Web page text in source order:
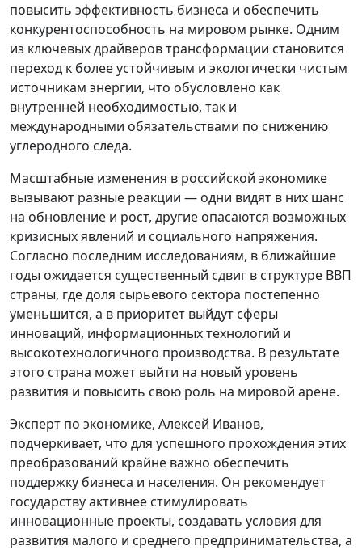
повысить эффективность бизнеса и обеспечить
конкурентоспособность на мировом рынке. Одним
из ключевых драйверов трансформации становится
переход к более устойчивым и экологически чистым
источникам энергии, что обусловлено как
внутренней необходимостью, так и
международными обязательствами по снижению
углеродного следа.
Масштабные изменения в российской экономике
вызывают разные реакции — одни видят в них шанс
на обновление и рост, другие опасаются возможных
кризисных явлений и социального напряжения.
Согласно последним исследованиям, в ближайшие
годы ожидается существенный сдвиг в структуре ВВП
страны, где доля сырьевого сектора постепенно
уменьшится, а в приоритет выйдут сферы
инноваций, информационных технологий и
высокотехнологичного производства. В результате
этого страна может выйти на новый уровень
развития и повысить свою роль на мировой арене.
Эксперт по экономике, Алексей Иванов,
подчеркивает, что для успешного прохождения этих
преобразований крайне важно обеспечить
поддержку бизнеса и населения. Он рекомендует
государству активнее стимулировать
инновационные проекты, создавать условия для
развития малого и среднего предпринимательства, а